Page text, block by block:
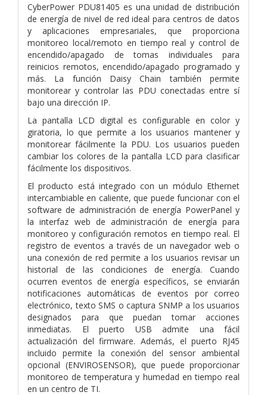
CyberPower PDU81405 es una unidad de distribución
de energía de nivel de red ideal para centros de datos
y aplicaciones empresariales, que proporciona
monitoreo local/remoto en tiempo real y control de
encendido/apagado de tomas individuales para
reinicios remotos, encendido/apagado programado y
más. La función Daisy Chain también permite
monitorear y controlar las PDU conectadas entre sí
bajo una dirección IP.
La pantalla LCD digital es configurable en color y
giratoria, lo que permite a los usuarios mantener y
monitorear fácilmente la PDU. Los usuarios pueden
cambiar los colores de la pantalla LCD para clasificar
fácilmente los dispositivos.
El producto está integrado con un módulo Ethernet
intercambiable en caliente, que puede funcionar con el
software de administración de energía PowerPanel y
la interfaz web de administración de energía para
monitoreo y configuración remotos en tiempo real. El
registro de eventos a través de un navegador web o
una conexión de red permite a los usuarios revisar un
historial de las condiciones de energía. Cuando
ocurren eventos de energía específicos, se enviarán
notificaciones automáticas de eventos por correo
electrónico, texto SMS o captura SNMP a los usuarios
designados para que puedan tomar acciones
inmediatas. El puerto USB admite una fácil
actualización del firmware. Además, el puerto RJ45
incluido permite la conexión del sensor ambiental
opcional (ENVIROSENSOR), que puede proporcionar
monitoreo de temperatura y humedad en tiempo real
en un centro de TI.